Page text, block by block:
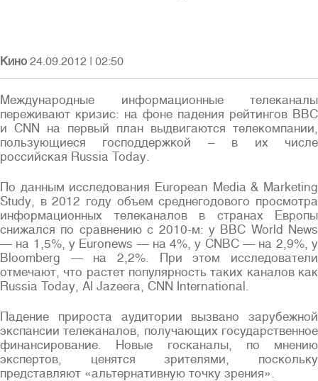
Войти
Полная версия сайта
Кино 24.09.2012 | 02:50
Международные информационные телеканалы
переживают кризис: на фоне падения рейтингов BBC
и CNN на первый план выдвигаются телекомпании,
пользующиеся господдержкой – в их числе
российская Russia Today.
По данным исследования European Media & Marketing
Study, в 2012 году объем среднегодового просмотра
информационных телеканалов в странах Европы
снижался по сравнению с 2010-м: у BBC World News
— на 1,5%, у Euronews — на 4%, у CNBC — на 2,9%, у
Bloomberg — на 2,2%. При этом исследователи
отмечают, что растет популярность таких каналов как
Russia Today, Al Jazeera, CNN International.
Падение прироста аудитории вызвано зарубежной
экспансии телеканалов, получающих государственное
финансирование. Новые госканалы, по мнению
экспертов, ценятся зрителями, поскольку
представляют «альтернативную точку зрения».